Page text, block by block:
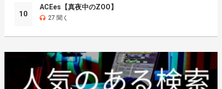
10
ACEes【真夜中のZOO】
27 聞く